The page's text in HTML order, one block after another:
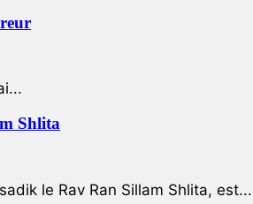
Shlita
le Rav Ran Sillam Shlita, est...